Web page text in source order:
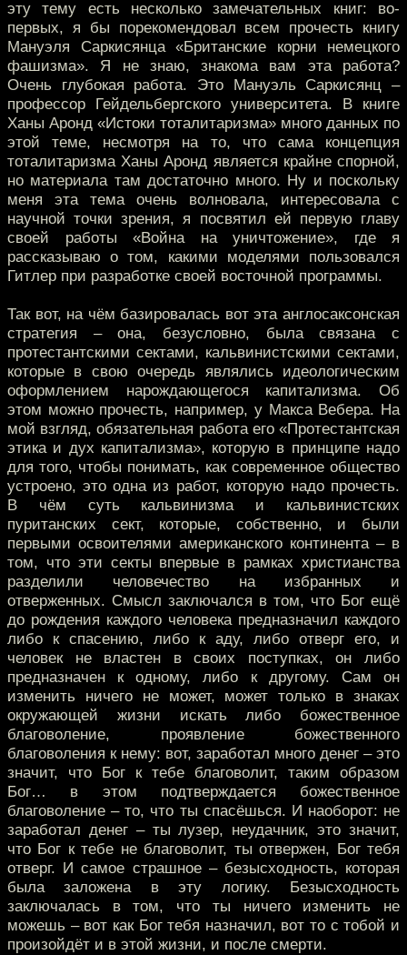
эту тему есть несколько замечательных книг: во-
первых, я бы порекомендовал всем прочесть книгу
Мануэля Саркисянца «Британские корни немецкого
фашизма». Я не знаю, знакома вам эта работа?
Очень глубокая работа. Это Мануэль Саркисянц –
профессор Гейдельбергского университета. В книге
Ханы Аронд «Истоки тоталитаризма» много данных по
этой теме, несмотря на то, что сама концепция
тоталитаризма Ханы Аронд является крайне спорной,
но материала там достаточно много. Ну и поскольку
меня эта тема очень волновала, интересовала с
научной точки зрения, я посвятил ей первую главу
своей работы «Война на уничтожение», где я
рассказываю о том, какими моделями пользовался
Гитлер при разработке своей восточной программы.
Так вот, на чём базировалась вот эта англосаксонская
стратегия – она, безусловно, была связана с
протестантскими сектами, кальвинистскими сектами,
которые в свою очередь являлись идеологическим
оформлением нарождающегося капитализма. Об
этом можно прочесть, например, у Макса Вебера. На
мой взгляд, обязательная работа его «Протестантская
этика и дух капитализма», которую в принципе надо
для того, чтобы понимать, как современное общество
устроено, это одна из работ, которую надо прочесть.
В чём суть кальвинизма и кальвинистских
пуританских сект, которые, собственно, и были
первыми освоителями американского континента – в
том, что эти секты впервые в рамках христианства
разделили человечество на избранных и
отверженных. Смысл заключался в том, что Бог ещё
до рождения каждого человека предназначил каждого
либо к спасению, либо к аду, либо отверг его, и
человек не властен в своих поступках, он либо
предназначен к одному, либо к другому. Сам он
изменить ничего не может, может только в знаках
окружающей жизни искать либо божественное
благоволение, проявление божественного
благоволения к нему: вот, заработал много денег – это
значит, что Бог к тебе благоволит, таким образом
Бог… в этом подтверждается божественное
благоволение – то, что ты спасёшься. И наоборот: не
заработал денег – ты лузер, неудачник, это значит,
что Бог к тебе не благоволит, ты отвержен, Бог тебя
отверг. И самое страшное – безысходность, которая
была заложена в эту логику. Безысходность
заключалась в том, что ты ничего изменить не
можешь – вот как Бог тебя назначил, вот то с тобой и
произойдёт и в этой жизни, и после смерти.